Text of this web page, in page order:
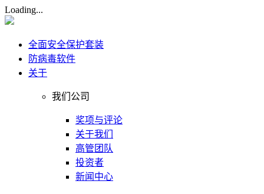
Loading...
全面安全保护套装
防病毒软件
关于
我们公司
奖项与评论
关于我们
高管团队
投资者
新闻中心